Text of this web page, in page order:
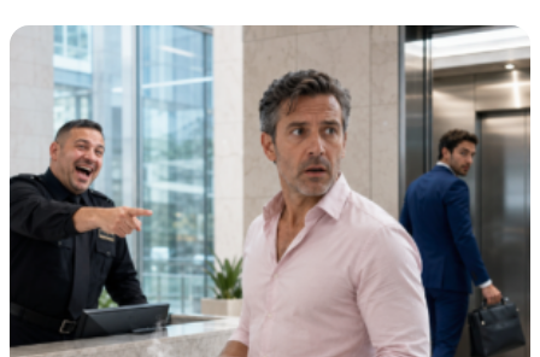
una nota sobre mi nómina.